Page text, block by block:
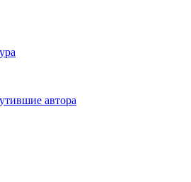
автора